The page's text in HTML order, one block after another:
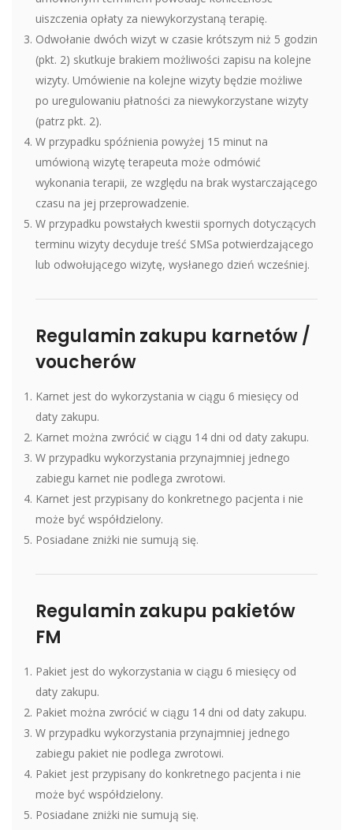
uiszczenia opłaty za niewykorzystaną terapię.
Odwołanie dwóch wizyt w czasie krótszym niż 5 godzin
(pkt. 2) skutkuje brakiem możliwości zapisu na kolejne
wizyty. Umówienie na kolejne wizyty będzie możliwe
po uregulowaniu płatności za niewykorzystane wizyty
(patrz pkt. 2).
W przypadku spóźnienia powyżej 15 minut na
umówioną wizytę terapeuta może odmówić
wykonania terapii, ze względu na brak wystarczającego
czasu na jej przeprowadzenie.
W przypadku powstałych kwestii spornych dotyczących
terminu wizyty decyduje treść SMSa potwierdzającego
lub odwołującego wizytę, wysłanego dzień wcześniej.
Regulamin zakupu karnetów /
voucherów
Karnet jest do wykorzystania w ciągu 6 miesięcy od
daty zakupu.
Karnet można zwrócić w ciągu 14 dni od daty zakupu.
W przypadku wykorzystania przynajmniej jednego
zabiegu karnet nie podlega zwrotowi.
Karnet jest przypisany do konkretnego pacjenta i nie
może być współdzielony.
Posiadane zniżki nie sumują się.
Regulamin zakupu pakietów
FM
Pakiet jest do wykorzystania w ciągu 6 miesięcy od
daty zakupu.
Pakiet można zwrócić w ciągu 14 dni od daty zakupu.
W przypadku wykorzystania przynajmniej jednego
zabiegu pakiet nie podlega zwrotowi.
Pakiet jest przypisany do konkretnego pacjenta i nie
może być współdzielony.
Posiadane zniżki nie sumują się.